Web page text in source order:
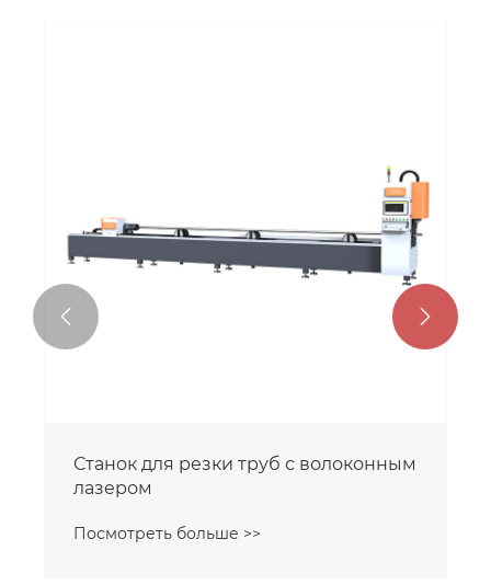
Станок для резки труб с волоконным
лазером
Посмотреть больше >>
 